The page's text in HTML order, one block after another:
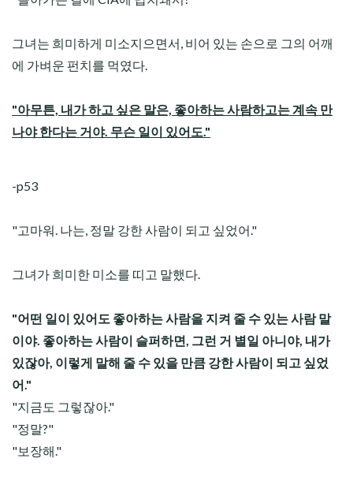
그녀는 희미하게 미소지으면서, 비어 있는 손으로 그의 어깨
에 가벼운 펀치를 먹였다.
"아무튼, 내가 하고 싶은 말은, 좋아하는 사람하고는 계속 만
나야 한다는 거야. 무슨 일이 있어도."
-p53
"고마워. 나는, 정말 강한 사람이 되고 싶었어."
그녀가 희미한 미소를 띠고 말했다.
"어떤 일이 있어도 좋아하는 사람을 지켜 줄 수 있는 사람 말
이야. 좋아하는 사람이 슬퍼하면, 그런 거 별일 아니야, 내가
있잖아, 이렇게 말해 줄 수 있을 만큼 강한 사람이 되고 싶었
어."
"지금도 그렇잖아."
"정말?"
"보장해."